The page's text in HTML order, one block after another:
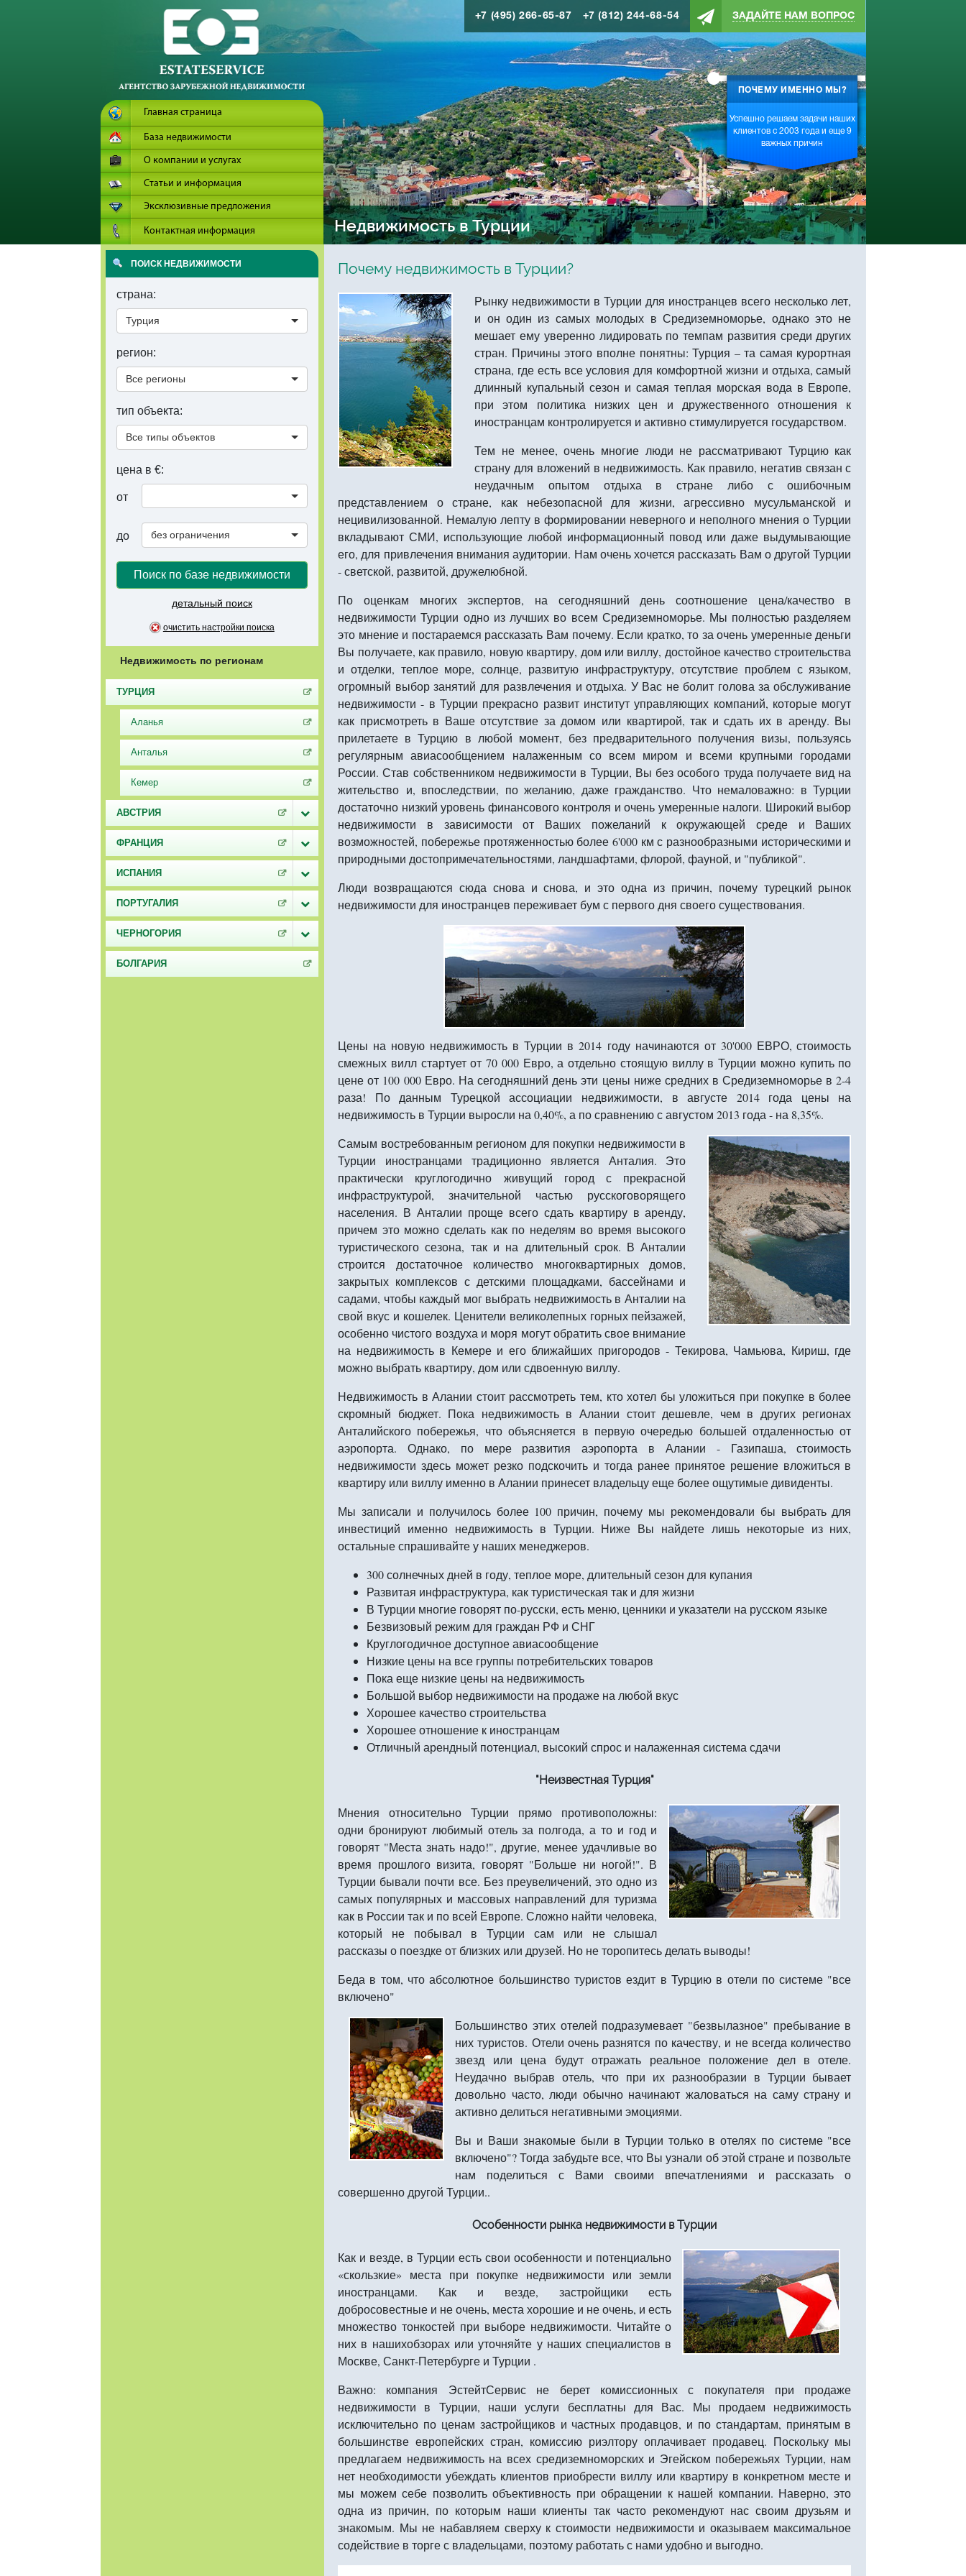
Главная страница
База недвижимости
О компании и услугах
Статьи и информация
Эксклюзивные предложения
Контактная информация Недвижимость в Турции
+7 (495) 266-65-87 +7 (812) 244-68-54 ЗАДАЙТЕ НАМ ВОПРОС
ПОЧЕМУ ИМЕННО МЫ?
Успешно решаем задачи наших
клиентов с 2003 года и еще 9
важных причин
ПОИСК НЕДВИЖИМОСТИ
страна:
Турция
регион:
Все регионы
тип объекта:
Все типы объектов
цена в €:
от
до без ограничения
Поиск по базе недвижимости
детальный поиск
очистить настройки поиска
Недвижимость по регионам
ТУРЦИЯ
Аланья
Анталья
Кемер
АВСТРИЯ
ФРАНЦИЯ
ИСПАНИЯ
ПОРТУГАЛИЯ
ЧЕРНОГОРИЯ
БОЛГАРИЯ
Почему недвижимость в Турции?
Рынку недвижимости в Турции для иностранцев всего несколько лет,
и он один из самых молодых в Средиземноморье, однако это не
мешает ему уверенно лидировать по темпам развития среди других
стран. Причины этого вполне понятны: Турция – та самая курортная
страна, где есть все условия для комфортной жизни и отдыха, самый
длинный купальный сезон и самая теплая морская вода в Европе,
при этом политика низких цен и дружественного отношения к
иностранцам контролируется и активно стимулируется государством.
Тем не менее, очень многие люди не рассматривают Турцию как
страну для вложений в недвижимость. Как правило, негатив связан с
неудачным опытом отдыха в стране либо с ошибочным
представлением о стране, как небезопасной для жизни, агрессивно мусульманской и
нецивилизованной. Немалую лепту в формировании неверного и неполного мнения о Турции
вкладывают СМИ, использующие любой информационный повод или даже выдумывающие
его, для привлечения внимания аудитории. Нам очень хочется рассказать Вам о другой Турции
- светской, развитой, дружелюбной.
По оценкам многих экспертов, на сегодняшний день соотношение цена/качество в
недвижимости Турции одно из лучших во всем Средиземноморье. Мы полностью разделяем
это мнение и постараемся рассказать Вам почему. Если кратко, то за очень умеренные деньги
Вы получаете, как правило, новую квартиру, дом или виллу, достойное качество строительства
и отделки, теплое море, солнце, развитую инфраструктуру, отсутствие проблем с языком,
огромный выбор занятий для развлечения и отдыха. У Вас не болит голова за обслуживание
недвижимости - в Турции прекрасно развит институт управляющих компаний, которые могут
как присмотреть в Ваше отсутствие за домом или квартирой, так и сдать их в аренду. Вы
прилетаете в Турцию в любой момент, без предварительного получения визы, пользуясь
регулярным авиасообщением налаженным со всем миром и всеми крупными городами
России. Став собственником недвижимости в Турции, Вы без особого труда получаете вид на
жительство и, впоследствии, по желанию, даже гражданство. Что немаловажно: в Турции
достаточно низкий уровень финансового контроля и очень умеренные налоги. Широкий выбор
недвижимости в зависимости от Ваших пожеланий к окружающей среде и Ваших
возможностей, побережье протяженностью более 6'000 км с разнообразными историческими и
природными достопримечательностями, ландшафтами, флорой, фауной, и "публикой".
Люди возвращаются сюда снова и снова, и это одна из причин, почему турецкий рынок
недвижимости для иностранцев переживает бум с первого дня своего существования.
Цены на новую недвижимость в Турции в 2014 году начинаются от 30'000 ЕВРО, стоимость
смежных вилл стартует от 70 000 Евро, а отдельно стоящую виллу в Турции можно купить по
цене от 100 000 Евро. На сегодняшний день эти цены ниже средних в Средиземноморье в 2-4
раза! По данным Турецкой ассоциации недвижимости, в августе 2014 года цены на
недвижимость в Турции выросли на 0,40%, а по сравнению с августом 2013 года - на 8,35%.
Самым востребованным регионом для покупки недвижимости в
Турции иностранцами традиционно является Анталия. Это
практически круглогодично живущий город с прекрасной
инфраструктурой, значительной частью русскоговорящего
населения. В Анталии проще всего сдать квартиру в аренду,
причем это можно сделать как по неделям во время высокого
туристического сезона, так и на длительный срок. В Анталии
строится достаточное количество многоквартирных домов,
закрытых комплексов с детскими площадками, бассейнами и
садами, чтобы каждый мог выбрать недвижимость в Анталии на
свой вкус и кошелек. Ценители великолепных горных пейзажей,
особенно чистого воздуха и моря могут обратить свое внимание
на недвижимость в Кемере и его ближайших пригородов - Текирова, Чамьюва, Кириш, где
можно выбрать квартиру, дом или сдвоенную виллу.
Недвижимость в Алании стоит рассмотреть тем, кто хотел бы уложиться при покупке в более
скромный бюджет. Пока недвижимость в Алании стоит дешевле, чем в других регионах
Анталийского побережья, что объясняется в первую очередью большей отдаленностью от
аэропорта. Однако, по мере развития аэропорта в Алании - Газипаша, стоимость
недвижимости здесь может резко подскочить и тогда ранее принятое решение вложиться в
квартиру или виллу именно в Алании принесет владельцу еще более ощутимые дивиденты.
Мы записали и получилось более 100 причин, почему мы рекомендовали бы выбрать для
инвестиций именно недвижимость в Турции. Ниже Вы найдете лишь некоторые из них,
остальные спрашивайте у наших менеджеров.
300 солнечных дней в году, теплое море, длительный сезон для купания
Развитая инфраструктура, как туристическая так и для жизни
В Турции многие говорят по-русски, есть меню, ценники и указатели на русском языке
Безвизовый режим для граждан РФ и СНГ
Круглогодичное доступное авиасообщение
Низкие цены на все группы потребительских товаров
Пока еще низкие цены на недвижимость
Большой выбор недвижимости на продаже на любой вкус
Хорошее качество строительства
Хорошее отношение к иностранцам
Отличный арендный потенциал, высокий спрос и налаженная система сдачи
"Неизвестная Турция"
Мнения относительно Турции прямо противоположны:
одни бронируют любимый отель за полгода, а то и год и
говорят "Места знать надо!", другие, менее удачливые во
время прошлого визита, говорят "Больше ни ногой!". В
Турции бывали почти все. Без преувеличений, это одно из
самых популярных и массовых направлений для туризма
как в России так и по всей Европе. Сложно найти человека,
который не побывал в Турции сам или не слышал
рассказы о поездке от близких или друзей. Но не торопитесь делать выводы!
Беда в том, что абсолютное большинство туристов ездит в Турцию в отели по системе "все
включено"
Большинство этих отелей подразумевает "безвылазное" пребывание в
них туристов. Отели очень разнятся по качеству, и не всегда количество
звезд или цена будут отражать реальное положение дел в отеле.
Неудачно выбрав отель, что при их разнообразии в Турции бывает
довольно часто, люди обычно начинают жаловаться на саму страну и
активно делиться негативными эмоциями.
Вы и Ваши знакомые были в Турции только в отелях по системе "все
включено"? Тогда забудьте все, что Вы узнали об этой стране и позвольте
нам поделиться с Вами своими впечатлениями и рассказать о
совершенно другой Турции..
Особенности рынка недвижимости в Турции
Как и везде, в Турции есть свои особенности и потенциально
«скользкие» места при покупке недвижимости или земли
иностранцами. Как и везде, застройщики есть
добросовестные и не очень, места хорошие и не очень, и есть
множество тонкостей при выборе недвижимости. Читайте о
них в нашихобзорах или уточняйте у наших специалистов в
Москве, Санкт-Петербурге и Турции .
Важно: компания ЭстейтСервис не берет комиссионных с покупателя при продаже
недвижимости в Турции, наши услуги бесплатны для Вас. Мы продаем недвижимость
исключительно по ценам застройщиков и частных продавцов, и по стандартам, принятым в
большинстве европейских стран, комиссию риэлтору оплачивает продавец. Поскольку мы
предлагаем недвижимость на всех средиземноморских и Эгейском побережьях Турции, нам
нет необходимости убеждать клиентов приобрести виллу или квартиру в конкретном месте и
мы можем себе позволить объективность при обращении к нашей компании. Наверно, это
одна из причин, по которым наши клиенты так часто рекомендуют нас своим друзьям и
знакомым. Мы не набавляем сверху к стоимости недвижимости и оказываем максимальное
содействие в торге с владельцами, поэтому работать с нами удобно и выгодно.